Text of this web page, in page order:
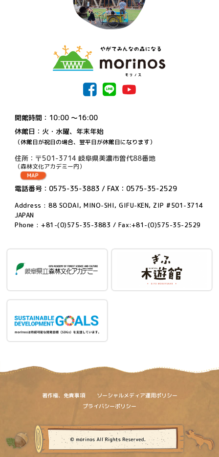
開館時間：10:00 〜16:00
休館日：火・水曜、年末年始
（休館日が祝日の場合、翌平日が休館日になります）
住所：〒501-3714 岐阜県美濃市曽代88番地
（森林文化アカデミー内）
電話番号：0575-35-3883 / FAX：0575-35-2529
Address : 88 SODAI, MINO-SHI, GIFU-KEN, ZIP #501-3714
JAPAN
Phone : +81-(0)575-35-3883 / Fax:+81-(0)575-35-2529
著作権、免責事項
ソーシャルメディア運用ポリシー
プライバシーポリシー